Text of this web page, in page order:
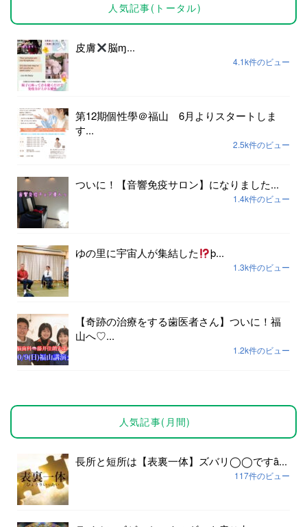
人気記事(トータル)
皮膚 脳ɱ...
4.1k件のビュー
第12期個性學＠福山 6月よりスタートしま
す...
2.5k件のビュー
ついに！【音響免疫サロン】になりました...
1.4k件のビュー
ゆの里に宇宙人が集結した þ...
1.3k件のビュー
【奇跡の治療をする歯医者さん】ついに！福
山へ♡...
1.2k件のビュー
人気記事(月間)
長所と短所は【表裏一体】ズバリ◯◯ですȃ...
117件のビュー